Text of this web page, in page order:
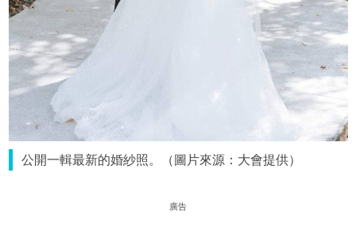
公開一輯最新的婚紗照。（圖片來源：大會提供）
廣告